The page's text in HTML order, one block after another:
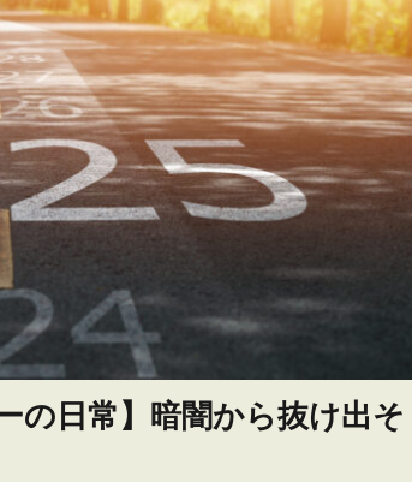
の日常】暗闇から抜け出そ